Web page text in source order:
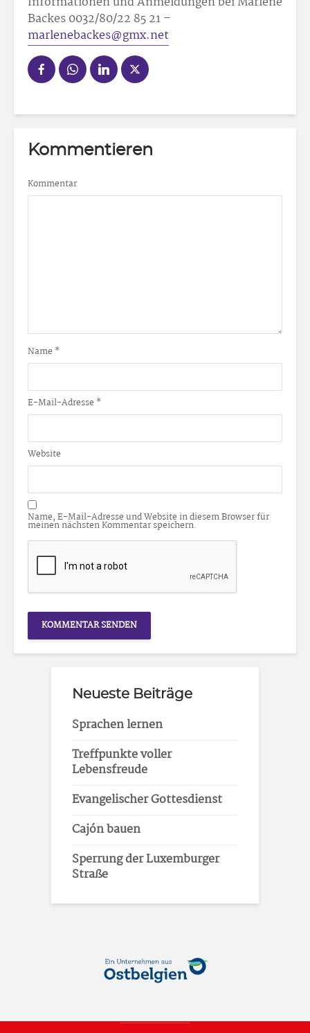
Backes 0032/80/22 85 21 –
marlenebackes@gmx.net
Kommentieren
Kommentar
Name *
E-Mail-Adresse *
Website
Name, E-Mail-Adresse und Website in diesem Browser für
meinen nächsten Kommentar speichern.
Neueste Beiträge
Sprachen lernen
Treffpunkte voller
Lebensfreude
Evangelischer Gottesdienst
Cajón bauen
Sperrung der Luxemburger
Straße